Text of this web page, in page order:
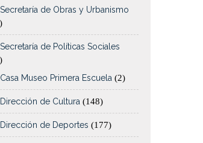
Secretaría de Obras y Urbanismo
Secretaría de Políticas Sociales
Casa Museo Primera Escuela (2)
Dirección de Cultura (148)
Dirección de Deportes (177)